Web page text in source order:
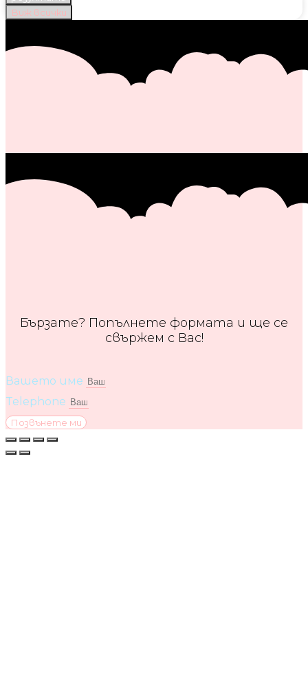
Виж всички
Бързате? Попълнете формата и ще се
свържем с Вас!
Вашето име
Telephone
Позвънете ми